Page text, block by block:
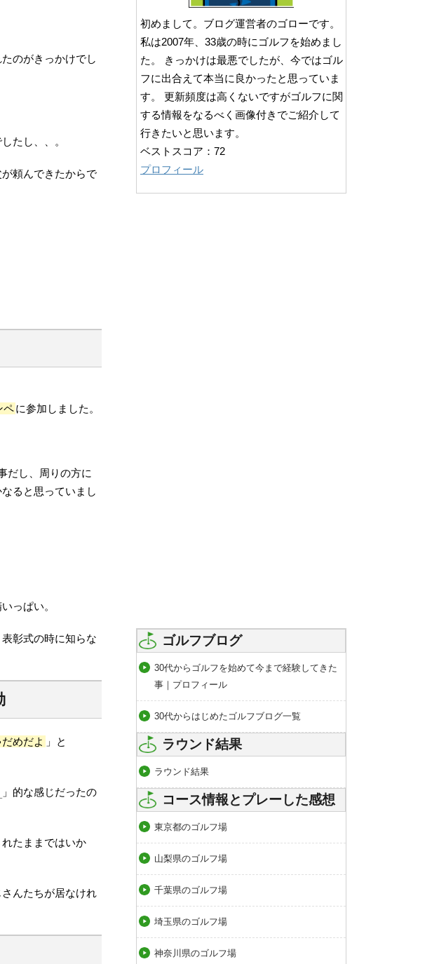
のがきっかけでし
たし、、。
頼んできたからで
ペに参加しました。
だし、周りの方に
ると思っていまし
っぱい。
彰式の時に知らな
めだよ 」と
」的な感じだったの
たままではいか
んたちが居なけれ
初めまして。ブログ運営者のゴローです。
私は2007年、33歳の時にゴルフを始めまし
た。 きっかけは最悪でしたが、今ではゴル
フに出合えて本当に良かったと思っていま
す。 更新頻度は高くないですがゴルフに関
する情報をなるべく画像付きでご紹介して
行きたいと思います。
ベストスコア：72
プロフィール
ゴルフブログ
30代からゴルフを始めて今まで経験してきた
事｜プロフィール
30代からはじめたゴルフブログ一覧
ラウンド結果
ラウンド結果
コース情報とプレーした感想
東京都のゴルフ場
山梨県のゴルフ場
千葉県のゴルフ場
埼玉県のゴルフ場
神奈川県のゴルフ場